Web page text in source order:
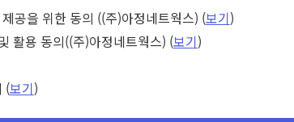
공을 위한 동의 ((주)아정네트웍스) (보기)
활용 동의((주)아정네트웍스) (보기)
(보기)